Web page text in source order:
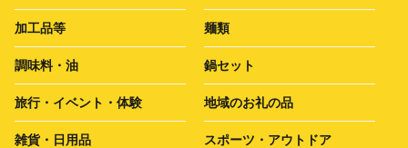
加工品等 麺類
調味料・油 鍋セット
旅行・イベント・体験 地域のお礼の品
雑貨・日用品 スポーツ・アウトドア